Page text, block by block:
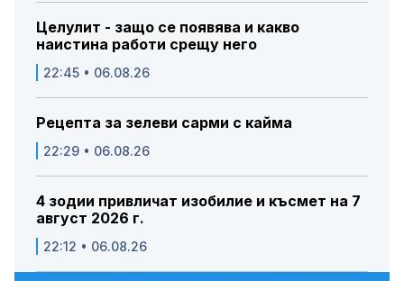
Целулит - защо се появява и какво
наистина работи срещу него
22:45 • 06.08.26
Рецепта за зелеви сарми с кайма
22:29 • 06.08.26
4 зодии привличат изобилие и късмет на 7
август 2026 г.
22:12 • 06.08.26